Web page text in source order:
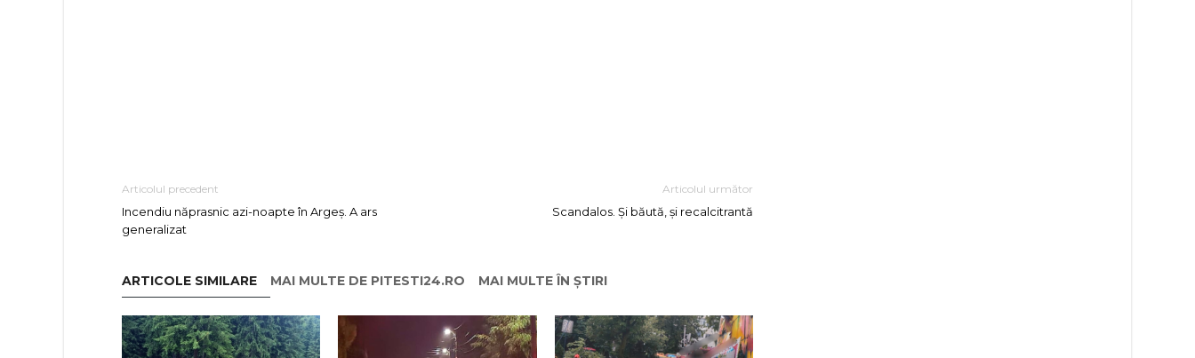
Articolul precedent
Incendiu năprasnic azi-noapte în Argeș. A ars
generalizat
Articolul următor
Scandalos. Și băută, și recalcitrantă
ARTICOLE SIMILARE MAI MULTE DE PITESTI24.RO MAI MULTE ÎN ȘTIRI